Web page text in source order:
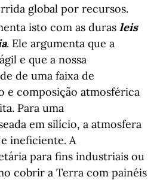
global por recursos.
isto com as duras leis
. Ele argumenta que a
e que a nossa
de uma faixa de
e composição atmosférica
Para uma
em silício, a atmosfera
ineficiente. A
para fins industriais ou
cobrir a Terra com painéis